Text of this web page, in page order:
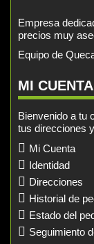
Empresa
precios muy
Equipo de
MI CUENTA
Bienvenido a tu
tus direcciones
Mi Cuenta
Identidad
Direcciones
Historial de
Estado del
Seguimiento